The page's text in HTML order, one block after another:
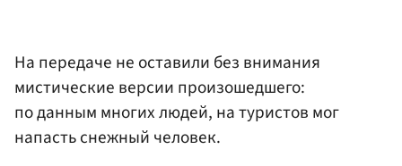
На передаче не оставили без внимания
мистические версии произошедшего:
по данным многих людей, на туристов мог
напасть снежный человек.